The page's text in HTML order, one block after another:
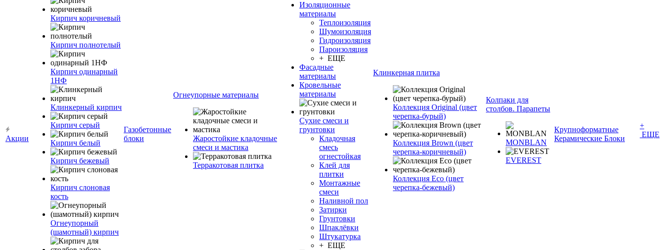
Акции
Кирпич коричневый
Кирпич полнотелый
Кирпич одинарный
1НФ
Клинкерный кирпич
Кирпич серый
Кирпич белый
Кирпич бежевый
Кирпич слоновая
кость
Огнеупорный
(шамотный) кирпич
Газобетонные
блоки
Огнеупорные материалы
Жаростойкие кладочные
смеси и мастика
Терракотовая плитка
Изоляционные
материалы
Теплоизоляция
Шумоизоляция
Гидроизоляция
Пароизоляция
+ ЕЩЕ
Фасадные
материалы
Кровельные
материалы
Сухие смеси и
грунтовки
Кладочная
смесь
огнестойкая
Клей для
плитки
Монтажные
смеси
Наливной пол
Затирки
Грунтовки
Шпаклёвки
Штукатурка
+ ЕЩЕ
Клинкерная плитка
Коллекция Original (цвет
черепка-бурый)
Коллекция Brown (цвет
черепка-коричневый)
Коллекция Eco (цвет
черепка-бежевый)
Колпаки для
столбов. Парапеты
MONBLAN
EVEREST
Крупноформатные
Керамические Блоки
+
ЕЩЕ